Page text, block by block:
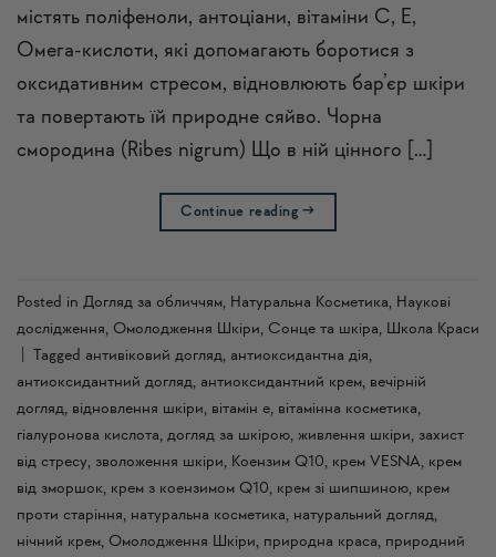
містять поліфеноли, антоціани, вітаміни С, Е,
Омега-кислоти, які допомагають боротися з
оксидативним стресом, відновлюють бар’єр шкіри
та повертають їй природне сяйво. Чорна
смородина (Ribes nigrum) Що в ній цінного […]
Continue reading→
Posted in Догляд за обличчям, Натуральна Косметика, Наукові
дослідження, Омолодження Шкіри, Сонце та шкіра, Школа Краси
Tagged антивіковий догляд, антиоксидантна дія,
антиоксидантний догляд, антиоксидантний крем, вечірній
догляд, відновлення шкіри, вітамін е, вітамінна косметика,
гіалуронова кислота, догляд за шкірою, живлення шкіри, захист
від стресу, зволоження шкіри, Коензим Q10, крем VESNA, крем
від зморшок, крем з коензимом Q10, крем зі шипшиною, крем
проти старіння, натуральна косметика, натуральний догляд,
нічний крем, Омолодження Шкіри, природна краса, природний